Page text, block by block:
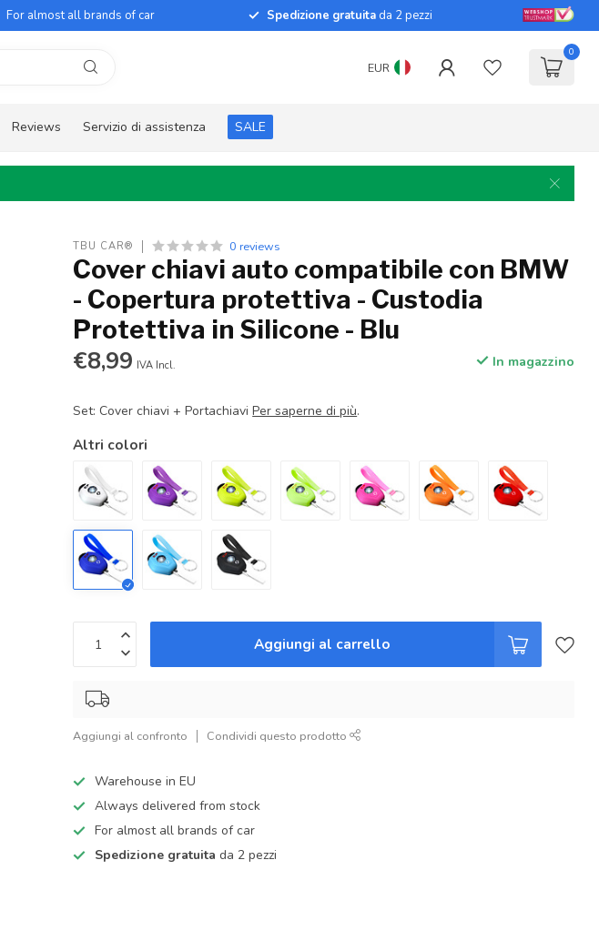
For almost all brands of car Spedizione gratuitada 2 pezzi
EUR
0
Reviews Servizio di assistenza SALE
TBU CAR® 0 reviews
Cover chiavi auto compatibile con BMW
- Copertura protettiva - Custodia
Protettiva in Silicone - Blu
€8,99 IVA Incl. In magazzino
Set: Cover chiavi + PortachiaviPer saperne di più.
Altri colori
Aggiungi al carrello
Aggiungi al confronto Condividi questo prodotto
Warehouse in EU
Always delivered from stock
For almost all brands of car
Spedizione gratuita da 2 pezzi